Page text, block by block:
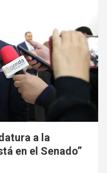
a la
en el Senado”